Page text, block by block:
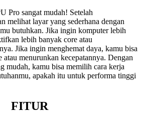
Pro sangat mudah! Setelah
melihat layar yang sederhana dengan
butuhkan. Jika ingin komputer lebih
lebih banyak core atau
Jika ingin menghemat daya, kamu bisa
atau menurunkan kecepatannya. Dengan
mudah, kamu bisa memilih cara kerja
apakah itu untuk performa tinggi
FITUR